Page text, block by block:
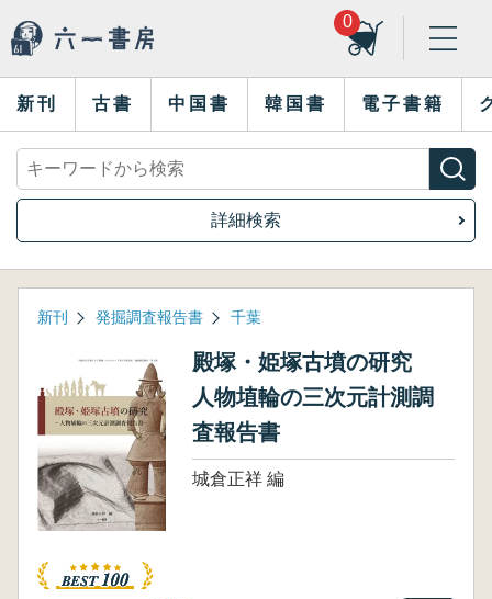
0
新刊 古書 中国書 韓国書 電子書籍
詳細検索
新刊 発掘調査報告書 千葉
殿塚・姫塚古墳の研究
人物埴輪の三次元計測調
査報告書
城倉正祥 編